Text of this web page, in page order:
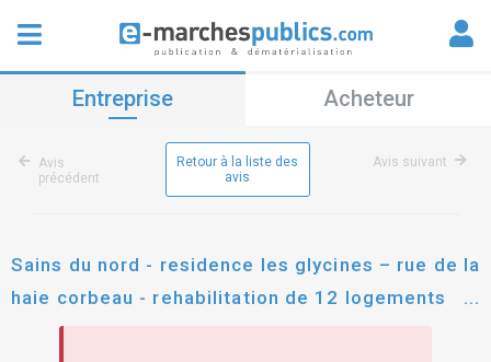
Entreprise Acheteur
Avis
précédent
Retour à la liste des
avis
Avis suivant
Sains du nord - residence les glycines – rue de la
haie corbeau - rehabilitation de 12 logements
collectifs